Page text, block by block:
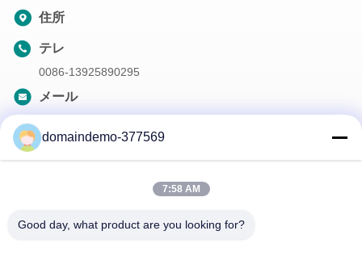
住所
テレ
0086-13925890295
メール
私たちのニュースレター
domaindemo-377569
7:58 AM
Good day, what product are you looking for?